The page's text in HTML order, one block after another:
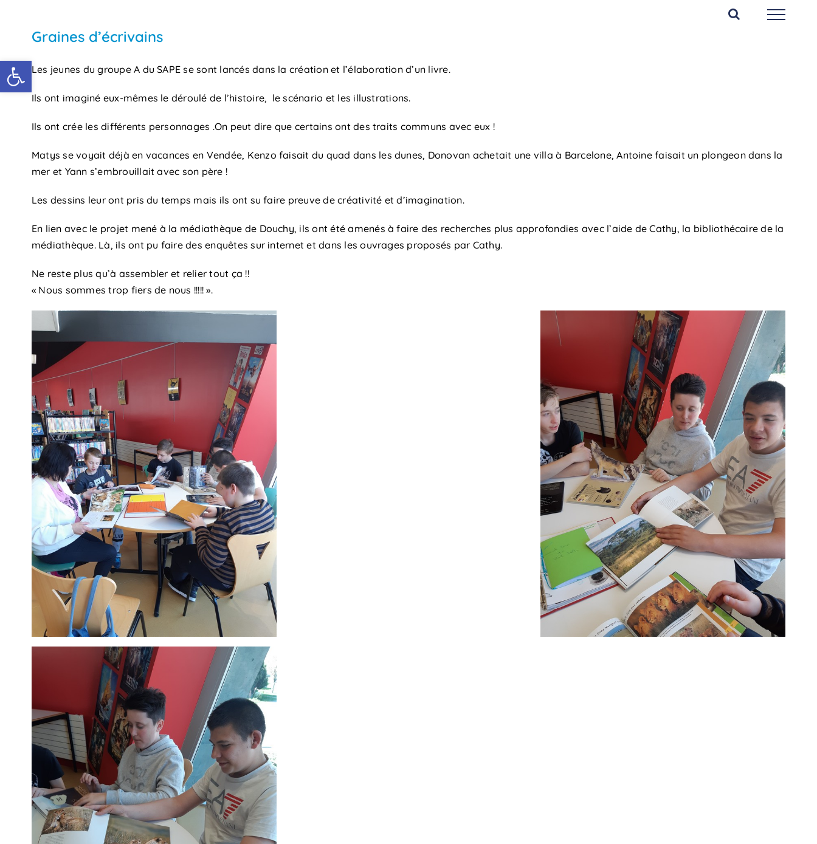
Ouvrir la barre d’outils
contenuGraines d’écrivains
Les jeunes du groupe A du SAPE se sont lancés dans la création et l’élaboration d’un livre.
Ils ont imaginé eux-mêmes le déroulé de l’histoire, le scénario et les illustrations.
Ils ont crée les différents personnages .On peut dire que certains ont des traits communs avec eux !
Matys se voyait déjà en vacances en Vendée, Kenzo faisait du quad dans les dunes, Donovan achetait une villa à Barcelone, Antoine faisait un plongeon dans la
mer et Yann s’embrouillait avec son père !
Les dessins leur ont pris du temps mais ils ont su faire preuve de créativité et d’imagination.
En lien avec le projet mené à la médiathèque de Douchy, ils ont été amenés à faire des recherches plus approfondies avec l’aide de Cathy, la bibliothécaire de la
médiathèque. Là, ils ont pu faire des enquêtes sur internet et dans les ouvrages proposés par Cathy.
Ne reste plus qu’à assembler et relier tout ça !!
« Nous sommes trop fiers de nous !!!!! ».